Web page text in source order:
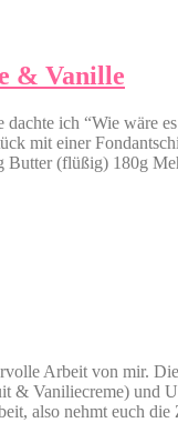
& Vanille
ich “Wie wäre
mit einer
Butter (flüßig) 180g
Arbeit von mir.
& Vaniliecreme) und
also nehmt euch